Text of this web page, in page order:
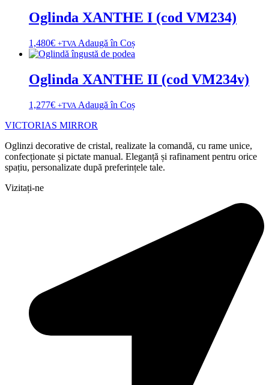
Oglinda XANTHE I (cod VM234)
1,480€ +TVA Adaugă în Coș
Oglinda XANTHE II (cod VM234v)
1,277€ +TVA Adaugă în Coș
VICTORIAS MIRROR
Oglinzi decorative de cristal, realizate la comandă, cu rame unice,
confecționate și pictate manual. Eleganță și rafinament pentru orice
spațiu, personalizate după preferințele tale.
Vizitați-ne